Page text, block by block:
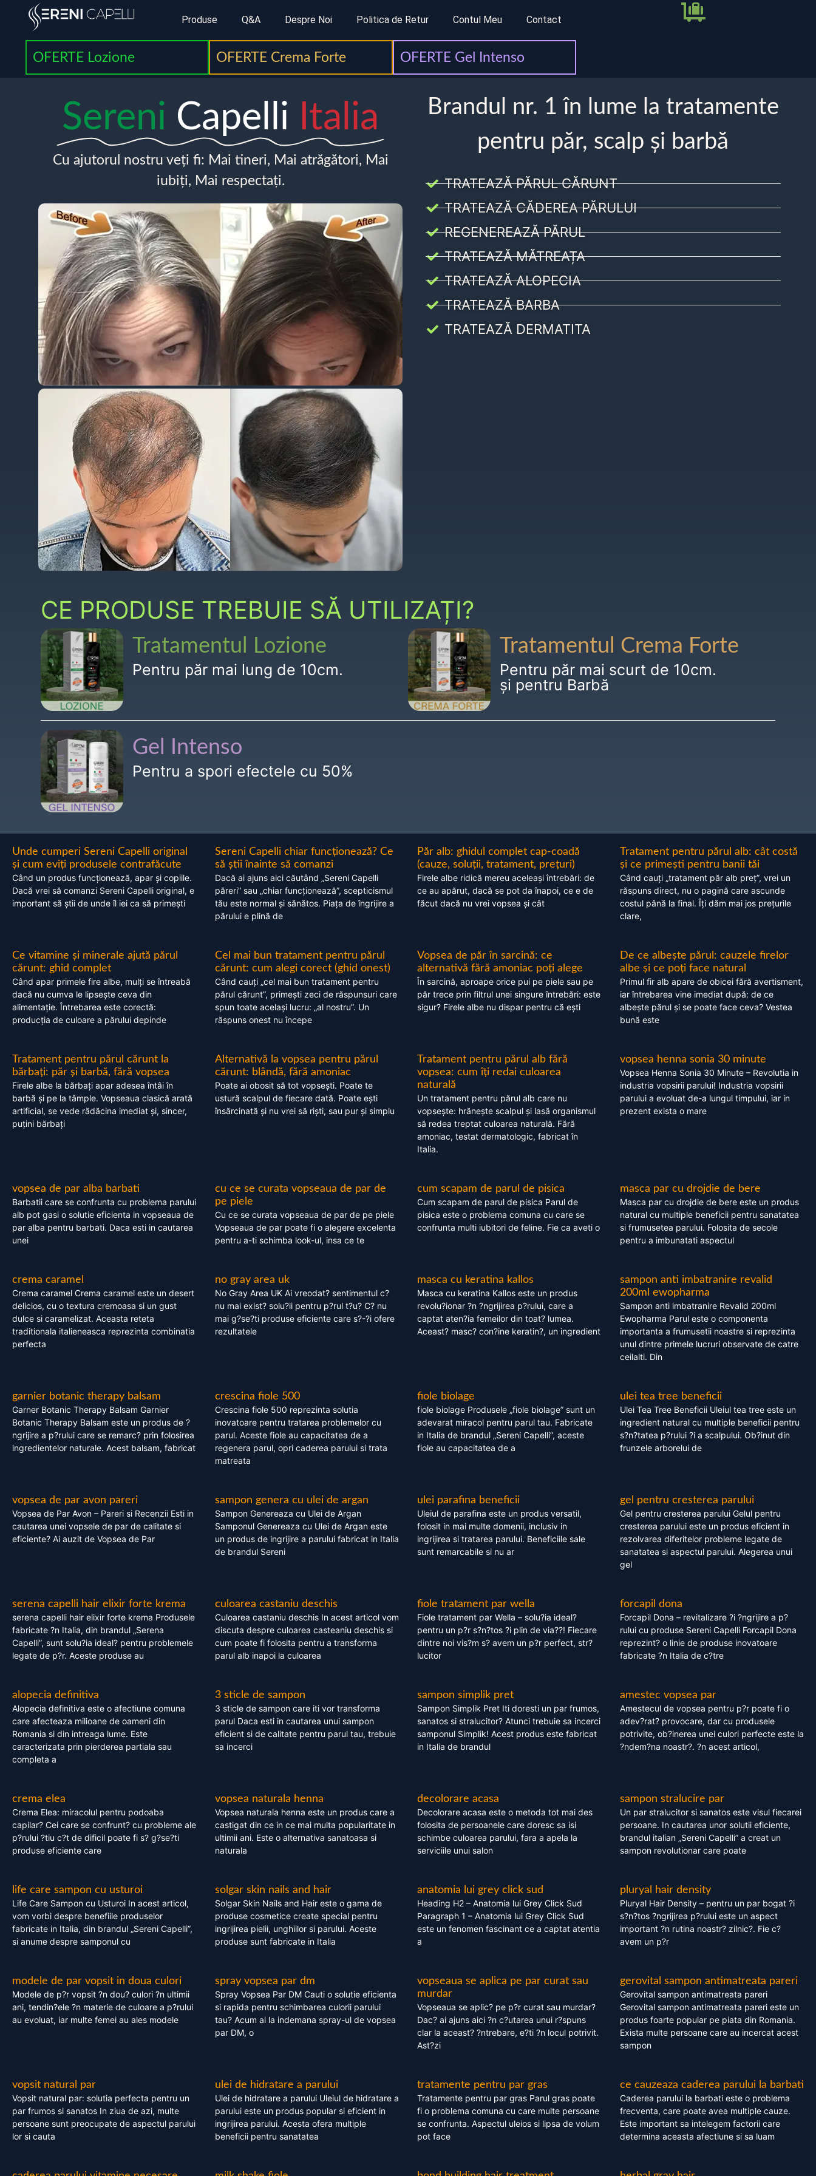
Produse Q&A Despre Noi Politica de Retur Contul Meu Contact
OFERTE Lozione OFERTE Crema Forte OFERTE Gel Intenso
Sereni Capelli Italia
Cu ajutorul nostru veți fi: Mai tineri, Mai atrăgători, Mai
iubiți, Mai respectați.
Brandul nr. 1 în lume la tratamente
pentru păr, scalp și barbă
TRATEAZĂ PĂRUL CĂRUNT
TRATEAZĂ CĂDEREA PĂRULUI
REGENEREAZĂ PĂRUL
TRATEAZĂ MĂTREAȚA
TRATEAZĂ ALOPECIA
TRATEAZĂ BARBA
TRATEAZĂ DERMATITA
CE PRODUSE TREBUIE SĂ UTILIZAȚI?
Tratamentul Lozione
Pentru păr mai lung de 10cm.
Tratamentul Crema Forte
Pentru păr mai scurt de 10cm.
și pentru Barbă
Gel Intenso
Pentru a spori efectele cu 50%
Unde cumperi Sereni Capelli original
și cum eviți produsele contrafăcute
Când un produs funcționează, apar și copiile.
Dacă vrei să comanzi Sereni Capelli original, e
important să știi de unde îl iei ca să primești
Sereni Capelli chiar funcționează? Ce
să știi înainte să comanzi
Dacă ai ajuns aici căutând „Sereni Capelli
păreri” sau „chiar funcționează”, scepticismul
tău este normal și sănătos. Piața de îngrijire a
părului e plină de
Păr alb: ghidul complet cap-coadă
(cauze, soluții, tratament, prețuri)
Firele albe ridică mereu aceleași întrebări: de
ce au apărut, dacă se pot da înapoi, ce e de
făcut dacă nu vrei vopsea și cât
Tratament pentru părul alb: cât costă
și ce primești pentru banii tăi
Când cauți „tratament păr alb preț”, vrei un
răspuns direct, nu o pagină care ascunde
costul până la final. Îți dăm mai jos prețurile
clare,
Ce vitamine și minerale ajută părul
cărunt: ghid complet
Când apar primele fire albe, mulți se întreabă
dacă nu cumva le lipsește ceva din
alimentație. Întrebarea este corectă:
producția de culoare a părului depinde
Cel mai bun tratament pentru părul
cărunt: cum alegi corect (ghid onest)
Când cauți „cel mai bun tratament pentru
părul cărunt”, primești zeci de răspunsuri care
spun toate același lucru: „al nostru”. Un
răspuns onest nu începe
Vopsea de păr în sarcină: ce
alternativă fără amoniac poți alege
În sarcină, aproape orice pui pe piele sau pe
păr trece prin filtrul unei singure întrebări: este
sigur? Firele albe nu dispar pentru că ești
De ce albește părul: cauzele firelor
albe și ce poți face natural
Primul fir alb apare de obicei fără avertisment,
iar întrebarea vine imediat după: de ce
albește părul și se poate face ceva? Vestea
bună este
Tratament pentru părul cărunt la
bărbați: păr și barbă, fără vopsea
Firele albe la bărbați apar adesea întâi în
barbă și pe la tâmple. Vopseaua clasică arată
artificial, se vede rădăcina imediat și, sincer,
puțini bărbați
Alternativă la vopsea pentru părul
cărunt: blândă, fără amoniac
Poate ai obosit să tot vopsești. Poate te
ustură scalpul de fiecare dată. Poate ești
însărcinată și nu vrei să riști, sau pur și simplu
Tratament pentru părul alb fără
vopsea: cum îți redai culoarea
naturală
Un tratament pentru părul alb care nu
vopsește: hrănește scalpul și lasă organismul
să redea treptat culoarea naturală. Fără
amoniac, testat dermatologic, fabricat în
Italia.
vopsea henna sonia 30 minute
Vopsea Henna Sonia 30 Minute – Revolutia in
industria vopsirii parului! Industria vopsirii
parului a evoluat de-a lungul timpului, iar in
prezent exista o mare
vopsea de par alba barbati
Barbatii care se confrunta cu problema parului
alb pot gasi o solutie eficienta in vopseaua de
par alba pentru barbati. Daca esti in cautarea
unei
cu ce se curata vopseaua de par de
pe piele
Cu ce se curata vopseaua de par de pe piele
Vopseaua de par poate fi o alegere excelenta
pentru a-ti schimba look-ul, insa ce te
cum scapam de parul de pisica
Cum scapam de parul de pisica Parul de
pisica este o problema comuna cu care se
confrunta multi iubitori de feline. Fie ca aveti o
masca par cu drojdie de bere
Masca par cu drojdie de bere este un produs
natural cu multiple beneficii pentru sanatatea
si frumusetea parului. Folosita de secole
pentru a imbunatati aspectul
crema caramel
Crema caramel Crema caramel este un desert
delicios, cu o textura cremoasa si un gust
dulce si caramelizat. Aceasta reteta
traditionala italieneasca reprezinta combinatia
perfecta
no gray area uk
No Gray Area UK Ai vreodat? sentimentul c?
nu mai exist? solu?ii pentru p?rul t?u? C? nu
mai g?se?ti produse eficiente care s?-?i ofere
rezultatele
masca cu keratina kallos
Masca cu keratina Kallos este un produs
revolu?ionar ?n ?ngrijirea p?rului, care a
captat aten?ia femeilor din toat? lumea.
Aceast? masc? con?ine keratin?, un ingredient
sampon anti imbatranire revalid
200ml ewopharma
Sampon anti imbatranire Revalid 200ml
Ewopharma Parul este o componenta
importanta a frumusetii noastre si reprezinta
unul dintre primele lucruri observate de catre
ceilalti. Din
garnier botanic therapy balsam
Garner Botanic Therapy Balsam Garnier
Botanic Therapy Balsam este un produs de ?
ngrijire a p?rului care se remarc? prin folosirea
ingredientelor naturale. Acest balsam, fabricat
crescina fiole 500
Crescina fiole 500 reprezinta solutia
inovatoare pentru tratarea problemelor cu
parul. Aceste fiole au capacitatea de a
regenera parul, opri caderea parului si trata
matreata
fiole biolage
fiole biolage Produsele „fiole biolage” sunt un
adevarat miracol pentru parul tau. Fabricate
in Italia de brandul „Sereni Capelli”, aceste
fiole au capacitatea de a
ulei tea tree beneficii
Ulei Tea Tree Beneficii Uleiul tea tree este un
ingredient natural cu multiple beneficii pentru
s?n?tatea p?rului ?i a scalpului. Ob?inut din
frunzele arborelui de
vopsea de par avon pareri
Vopsea de Par Avon – Pareri si Recenzii Esti in
cautarea unei vopsele de par de calitate si
eficiente? Ai auzit de Vopsea de Par
sampon genera cu ulei de argan
Sampon Genereaza cu Ulei de Argan
Samponul Genereaza cu Ulei de Argan este
un produs de ingrijire a parului fabricat in Italia
de brandul Sereni
ulei parafina beneficii
Uleiul de parafina este un produs versatil,
folosit in mai multe domenii, inclusiv in
ingrijirea si tratarea parului. Beneficiile sale
sunt remarcabile si nu ar
gel pentru cresterea parului
Gel pentru cresterea parului Gelul pentru
cresterea parului este un produs eficient in
rezolvarea diferitelor probleme legate de
sanatatea si aspectul parului. Alegerea unui
gel
serena capelli hair elixir forte krema
serena capelli hair elixir forte krema Produsele
fabricate ?n Italia, din brandul „Serena
Capelli”, sunt solu?ia ideal? pentru problemele
legate de p?r. Aceste produse au
culoarea castaniu deschis
Culoarea castaniu deschis In acest articol vom
discuta despre culoarea casteaniu deschis si
cum poate fi folosita pentru a transforma
parul alb inapoi la culoarea
fiole tratament par wella
Fiole tratament par Wella – solu?ia ideal?
pentru un p?r s?n?tos ?i plin de via??! Fiecare
dintre noi vis?m s? avem un p?r perfect, str?
lucitor
forcapil dona
Forcapil Dona – revitalizare ?i ?ngrijire a p?
rului cu produse Sereni Capelli Forcapil Dona
reprezint? o linie de produse inovatoare
fabricate ?n Italia de c?tre
alopecia definitiva
Alopecia definitiva este o afectiune comuna
care afecteaza milioane de oameni din
Romania si din intreaga lume. Este
caracterizata prin pierderea partiala sau
completa a
3 sticle de sampon
3 sticle de sampon care iti vor transforma
parul Daca esti in cautarea unui sampon
eficient si de calitate pentru parul tau, trebuie
sa incerci
sampon simplik pret
Sampon Simplik Pret Iti doresti un par frumos,
sanatos si stralucitor? Atunci trebuie sa incerci
samponul Simplik! Acest produs este fabricat
in Italia de brandul
amestec vopsea par
Amestecul de vopsea pentru p?r poate fi o
adev?rat? provocare, dar cu produsele
potrivite, ob?inerea unei culori perfecte este la
?ndem?na noastr?. ?n acest articol,
crema elea
Crema Elea: miracolul pentru podoaba
capilar? Cei care se confrunt? cu probleme ale
p?rului ?tiu c?t de dificil poate fi s? g?se?ti
produse eficiente care
vopsea naturala henna
Vopsea naturala henna este un produs care a
castigat din ce in ce mai multa popularitate in
ultimii ani. Este o alternativa sanatoasa si
naturala
decolorare acasa
Decolorare acasa este o metoda tot mai des
folosita de persoanele care doresc sa isi
schimbe culoarea parului, fara a apela la
serviciile unui salon
sampon stralucire par
Un par stralucitor si sanatos este visul fiecarei
persoane. In cautarea unor solutii eficiente,
brandul italian „Sereni Capelli” a creat un
sampon revolutionar care poate
life care sampon cu usturoi
Life Care Sampon cu Usturoi In acest articol,
vom vorbi despre benefiile produselor
fabricate in Italia, din brandul „Sereni Capelli”,
si anume despre samponul cu
solgar skin nails and hair
Solgar Skin Nails and Hair este o gama de
produse cosmetice create special pentru
ingrijirea pielii, unghiilor si parului. Aceste
produse sunt fabricate in Italia
anatomia lui grey click sud
Heading H2 – Anatomia lui Grey Click Sud
Paragraph 1 – Anatomia lui Grey Click Sud
este un fenomen fascinant ce a captat atentia
a
pluryal hair density
Pluryal Hair Density – pentru un par bogat ?i
s?n?tos ?ngrijirea p?rului este un aspect
important ?n rutina noastr? zilnic?. Fie c?
avem un p?r
modele de par vopsit in doua culori
Modele de p?r vopsit ?n dou? culori ?n ultimii
ani, tendin?ele ?n materie de culoare a p?rului
au evoluat, iar multe femei au ales modele
spray vopsea par dm
Spray Vopsea Par DM Cauti o solutie eficienta
si rapida pentru schimbarea culorii parului
tau? Acum ai la indemana spray-ul de vopsea
par DM, o
vopseaua se aplica pe par curat sau
murdar
Vopseaua se aplic? pe p?r curat sau murdar?
Dac? ai ajuns aici ?n c?utarea unui r?spuns
clar la aceast? ?ntrebare, e?ti ?n locul potrivit.
Ast?zi
gerovital sampon antimatreata pareri
Gerovital sampon antimatreata pareri
Gerovital sampon antimatreata pareri este un
produs foarte popular pe piata din Romania.
Exista multe persoane care au incercat acest
sampon
vopsit natural par
Vopsit natural par: solutia perfecta pentru un
par frumos si sanatos In ziua de azi, multe
persoane sunt preocupate de aspectul parului
lor si cauta
ulei de hidratare a parului
Ulei de hidratare a parului Uleiul de hidratare a
parului este un produs popular si eficient in
ingrijirea parului. Acesta ofera multiple
beneficii pentru sanatatea
tratamente pentru par gras
Tratamente pentru par gras Parul gras poate
fi o problema comuna cu care multe persoane
se confrunta. Aspectul uleios si lipsa de volum
pot face
ce cauzeaza caderea parului la barbati
Caderea parului la barbati este o problema
frecventa, care poate avea multiple cauze.
Este important sa intelegem factorii care
determina aceasta afectiune si sa luam